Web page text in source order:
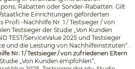
Rabatten oder Sonder-Rabatten. Gilt
Einrichtungen geförderten
Profi -Nachhilfe Nr. 1 / Testsieger / von
der Studie „Von Kunden
TEST/ServiceValue 2025 und Testsieger
und die Leistung von Nachhilfeinstituten“.
Nr. 1 / Testsieger / von zufriedenen Eltern
„Von Kunden empfohlen“,